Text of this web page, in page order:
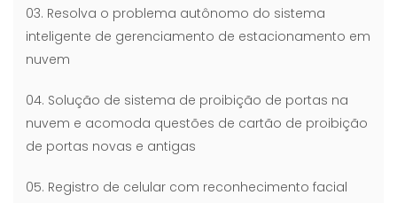
03. Resolva o problema autônomo do sistema
inteligente de gerenciamento de estacionamento em
nuvem
04. Solução de sistema de proibição de portas na
nuvem e acomoda questões de cartão de proibição
de portas novas e antigas
05. Registro de celular com reconhecimento facial